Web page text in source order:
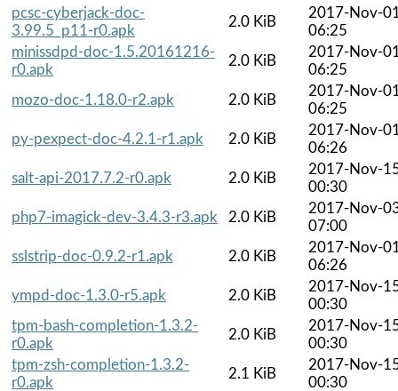
pcsc-cyberjack-doc-
3.99.5_p11-r0.apk
2.0 KiB
2017-Nov-
06:25
minissdpd-doc-1.5.20161216-
r0.apk
2.0 KiB
2017-Nov-
06:25
mozo-doc-1.18.0-r2.apk
2.0 KiB
2017-Nov-
06:25
py-pexpect-doc-4.2.1-r1.apk
2.0 KiB
2017-Nov-
06:26
salt-api-2017.7.2-r0.apk
2.0 KiB
2017-Nov-
00:30
php7-imagick-dev-3.4.3-r3.apk
2.0 KiB
2017-Nov-
07:00
sslstrip-doc-0.9.2-r1.apk
2.0 KiB
2017-Nov-
06:26
ympd-doc-1.3.0-r5.apk
2.0 KiB
2017-Nov-
00:30
tpm-bash-completion-1.3.2-
r0.apk
2.0 KiB
2017-Nov-
00:30
tpm-zsh-completion-1.3.2-
r0.apk
2.1 KiB
2017-Nov-
00:30